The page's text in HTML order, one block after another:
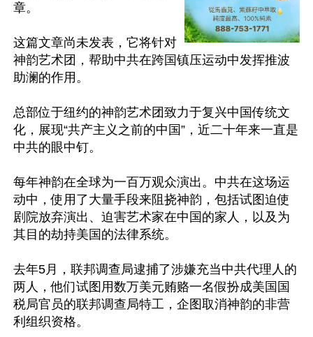
章。
这篇文章尚未发表，它将针对
神韵艺术团，帮助中共在跨国镇压运动中发挥推波
助澜的作用。
总部位于纽约的神韵艺术团致力于复兴中国传统文
化，展现“共产主义之前的中国”，近二十年来一直是
中共的眼中钉。
每年神韵在全球为一百万观众演出。中共在这场运
动中，使用了大量手段来阻挠神韵，包括试图迫使
剧院放弃演出、迫害艺术家在中国的家人，以及为
其目的劫持美国的法律系统。
去年5月，联邦调查局逮捕了涉嫌充当中共代理人的
两人，他们试图用数万美元贿赂一名假扮成美国国
税局官员的联邦调查局特工，企图取消神韵的非营
利组织资格。